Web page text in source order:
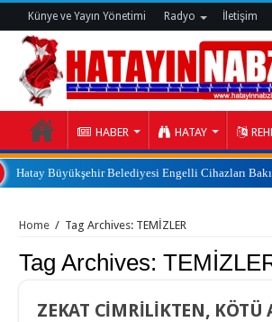
Künye ve Yayın Yönetimi Radyo İletişim
HABER HATAY
Hatay Büyükşehir Belediyesi Engelli Cihazları
Home / Tag Archives: TEMİZLER
Tag Archives:
ZEKAT CİMRİLİKTEN, KÖTÜ